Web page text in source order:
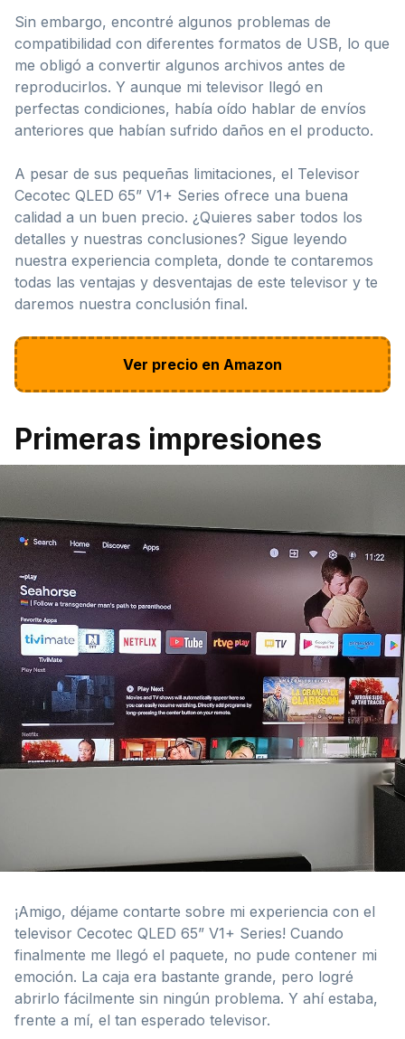
Sin embargo, encontré algunos problemas de
compatibilidad con diferentes formatos de USB, lo que
me obligó a convertir algunos archivos antes de
reproducirlos. Y aunque mi televisor llegó en
perfectas condiciones, había oído hablar de envíos
anteriores que habían sufrido daños en el producto.
A pesar de sus pequeñas limitaciones, el Televisor
Cecotec QLED 65” V1+ Series ofrece una buena
calidad a un buen precio. ¿Quieres saber todos los
detalles y nuestras conclusiones? Sigue leyendo
nuestra experiencia completa, donde te contaremos
todas las ventajas y desventajas de este televisor y te
daremos nuestra conclusión final.
Ver precio en Amazon
Primeras impresiones
¡Amigo, déjame contarte sobre mi experiencia con el
televisor Cecotec QLED 65” V1+ Series! Cuando
finalmente me llegó el paquete, no pude contener mi
emoción. La caja era bastante grande, pero logré
abrirlo fácilmente sin ningún problema. Y ahí estaba,
frente a mí, el tan esperado televisor.